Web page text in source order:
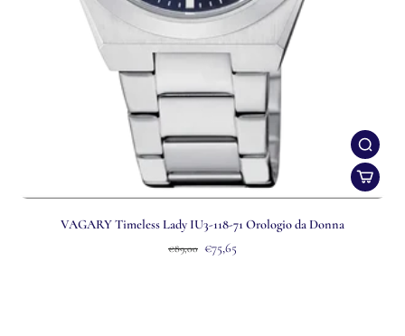
VAGARY Timeless Lady IU3-118-71 Orologio da Donna
€89,00 €75,65